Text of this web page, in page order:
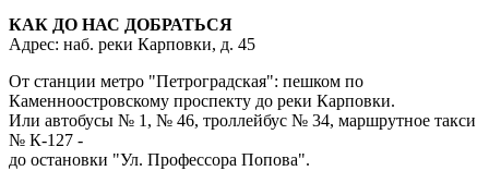
КАК ДО НАС ДОБРАТЬСЯ
Адрес: наб. реки Карповки, д. 45
От станции метро "Петроградская": пешком по
Каменноостровскому проспекту до реки Карповки.
Или автобусы № 1, № 46, троллейбус № 34, маршрутное такси
№ К-127 -
до остановки "Ул. Профессора Попова".